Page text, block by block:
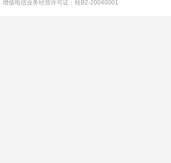
增值电信业务经营许可证：桂B2-20040001